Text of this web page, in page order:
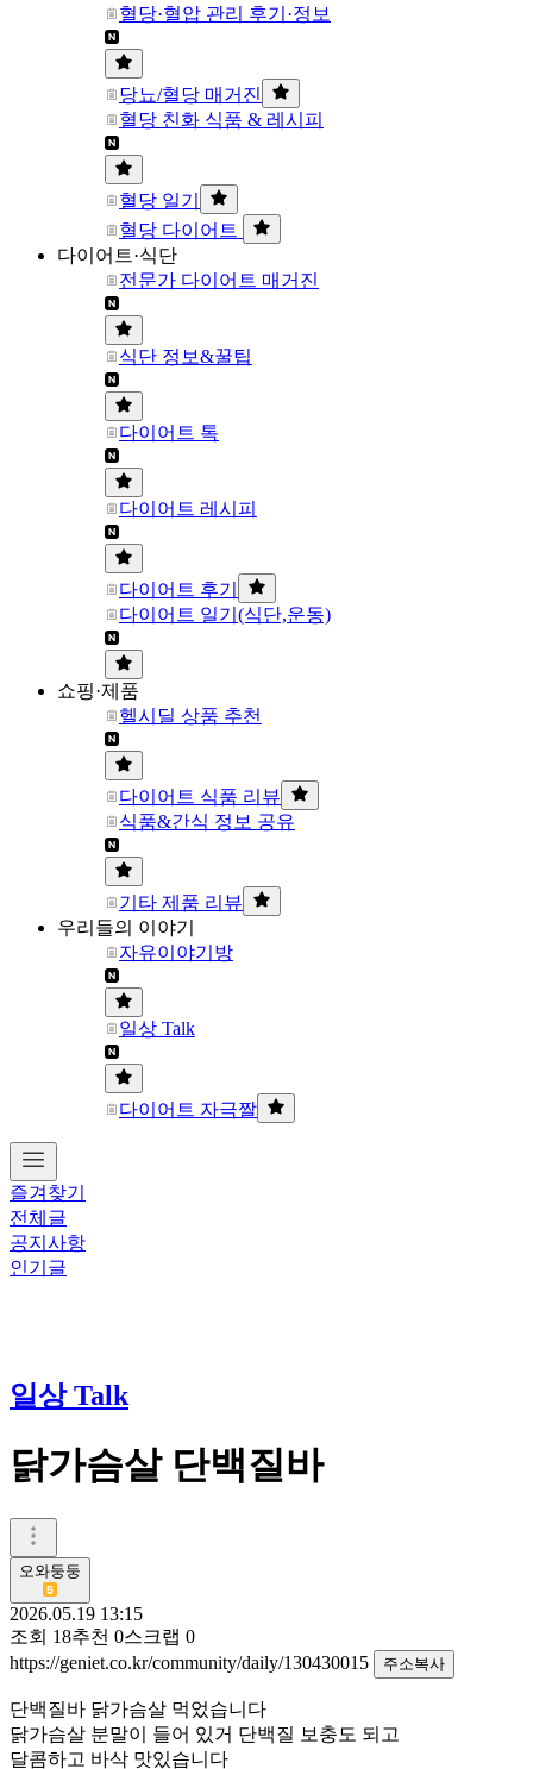
혈당·혈압 관리 후기·정보
당뇨/혈당 매거진
혈당 친화 식품 & 레시피
혈당 일기
혈당 다이어트
다이어트·식단
전문가 다이어트 매거진
식단 정보&꿀팁
다이어트 톡
다이어트 레시피
다이어트 후기
다이어트 일기(식단,운동)
쇼핑·제품
헬시딜 상품 추천
다이어트 식품 리뷰
식품&간식 정보 공유
기타 제품 리뷰
우리들의 이야기
자유이야기방
일상 Talk
다이어트 자극짤
즐겨찾기
전체글
공지사항
인기글
일상 Talk
닭가슴살 단백질바
오와둥둥
2026.05.19 13:15
조회 18추천 0스크랩 0
https://geniet.co.kr/community/daily/130430015
주소복사
단백질바 닭가슴살 먹었습니다
닭가슴살 분말이 들어 있거 단백질 보충도 되고
달콤하고 바삭 맛있습니다